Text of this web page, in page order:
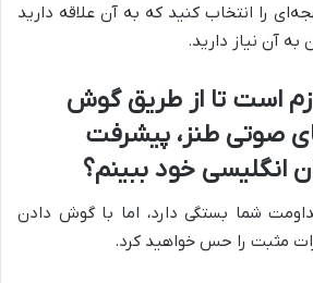
را انتخاب کنید که به آن علاقه دارید
به آن نیاز دارید.
است تا از طریق گوش
صوتی طنز، پیشرفت
انگلیسی خود ببینم؟
شما بستگی دارد، اما با گوش دادن
مثبت را حس خواهید کرد.